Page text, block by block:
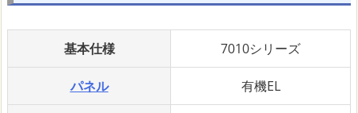
基本仕様 7010シリーズ
パネル 有機EL